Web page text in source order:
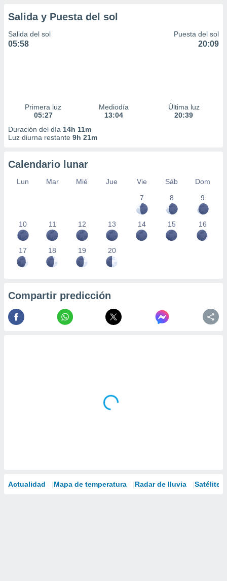
Salida y Puesta del sol
Salida del sol
05:58
Puesta del sol
20:09
Primera luz
05:27
Mediodía
13:04
Última luz
20:39
Duración del día 14h 11m
Luz diurna restante 9h 21m
Calendario lunar
Lun Mar Mié Jue Vie Sáb
Dom
7
8 9
10 11 12 13 14 15 16
17 18 19 20
Compartir predicción
Actualidad Mapa de temperatura Radar de lluvia Satélites